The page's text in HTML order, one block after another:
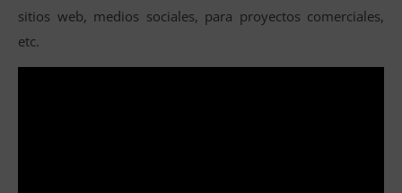
sitios web, medios sociales, para proyectos comerciales,
etc.